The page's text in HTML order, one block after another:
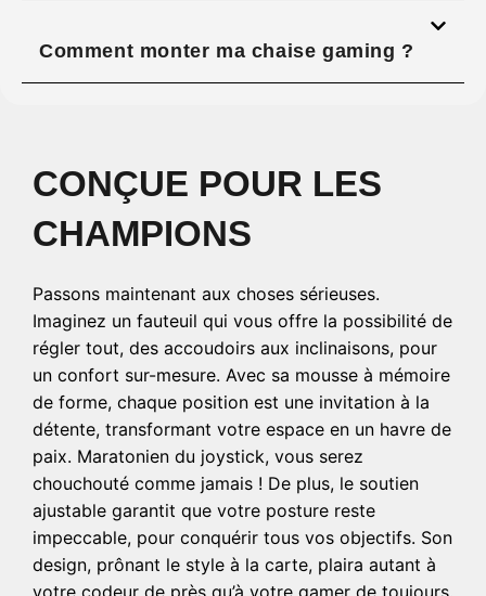
Comment monter ma chaise gaming ?
CONÇUE POUR LES
CHAMPIONS
Passons maintenant aux choses sérieuses.
Imaginez un fauteuil qui vous offre la possibilité de
régler tout, des accoudoirs aux inclinaisons, pour
un confort sur-mesure. Avec sa mousse à mémoire
de forme, chaque position est une invitation à la
détente, transformant votre espace en un havre de
paix. Maratonien du joystick, vous serez
chouchouté comme jamais ! De plus, le soutien
ajustable garantit que votre posture reste
impeccable, pour conquérir tous vos objectifs. Son
design, prônant le style à la carte, plaira autant à
votre codeur de près qu’à votre gamer de toujours.